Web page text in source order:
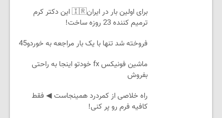
برای اولین بار در ایران🇮🇷 این دکتر کرم
ترمیم کننده 23 روزه ساخت!
فروخته شد تنها با یک بار مراجعه به خوردو45
ماشین فونیکس fx خودتو اینجا به راحتی
بفروش
‌راه خلاصی از کمردرد همینجاست ◀ فقط
کافیه فرم رو پر کنی!